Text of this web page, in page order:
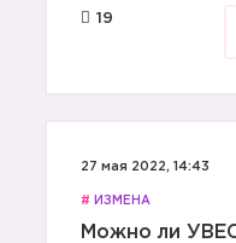
19
27 мая 2022, 14:43
# ИЗМЕНА
Можно ли